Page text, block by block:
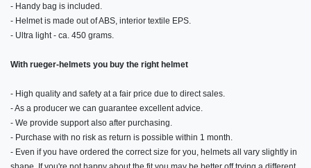
- Handy bag is included.
- Helmet is made out of ABS, interior textile EPS.
- Ultra light - ca. 450 grams.
With rueger-helmets you buy the right helmet
- High quality and safety at a fair price due to direct sales.
- As a producer we can guarantee excellent advice.
- We provide support also after purchasing.
- Purchase with no risk as return is possible within 1 month.
- Even if you have ordered the correct size for you, helmets all vary slightly in